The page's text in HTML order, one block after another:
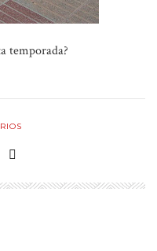
temporada?